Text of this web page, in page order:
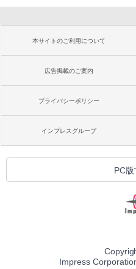
本サイトのご利用について
広告掲載のご案内
プライバシーポリシー
インプレスグループ
PC版
Impress